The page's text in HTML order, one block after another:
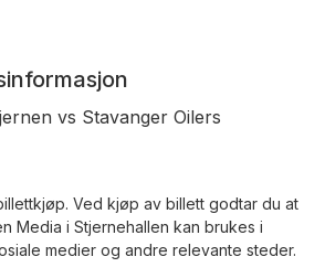
vs Stavanger Oilers
Ved kjøp av billett godtar du at
Media i Stjernehallen kan brukes i
medier og andre relevante steder.